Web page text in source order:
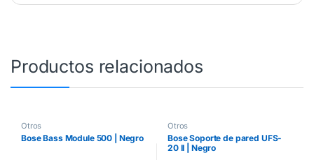
Productos relacionados
Otros
Bose Bass Module 500 | Negro
Otros
Bose Soporte de pared UFS-
20 II | Negro